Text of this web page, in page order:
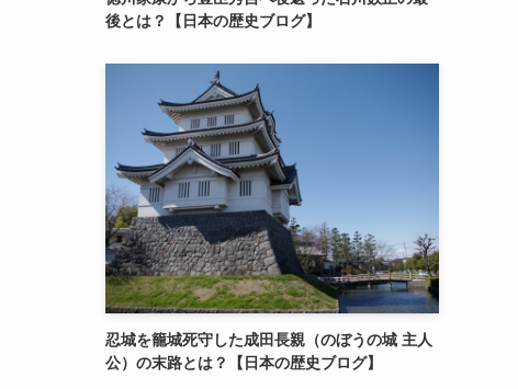
後とは？【日本の歴史ブログ】
忍城を籠城死守した成田長親（のぼうの城 主人
公）の末路とは？【日本の歴史ブログ】